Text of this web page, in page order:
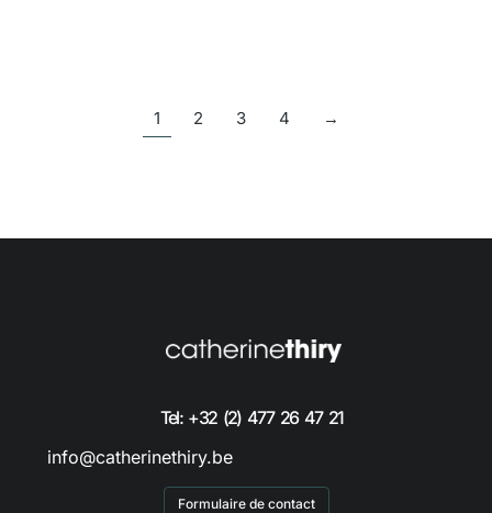
1 2 3 4 →
Tel: +32 (2) 477 26 47 21
info@catherinethiry.be
Formulaire de contact